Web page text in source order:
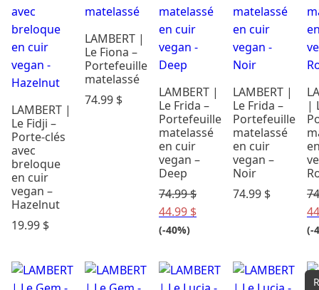
LAMBERT |
Le Fidji –
Porte-clés
avec
breloque
en cuir
vegan –
Hazelnut
19.99 $
LAMBERT |
Le Fiona –
Portefeuille
matelassé
74.99 $
LAMBERT |
Le Frida –
Portefeuille
matelassé
en cuir
vegan –
Deep
74.99$
44.99 $
(-40%)
LAMBERT |
Le Frida –
Portefeuille
matelassé
en cuir
vegan –
Noir
74.99 $
|
(-